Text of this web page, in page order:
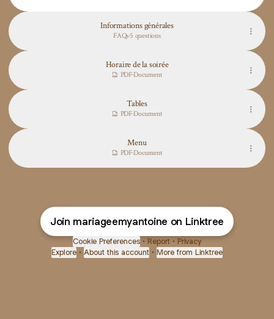
Informations générales
FAQs·5 questions
Horaire de la soirée
PDF·Document
Tables
PDF·Document
Menu
PDF·Document
Join mariageemyantoine on Linktree
Cookie Preferences • Report • Privacy
Explore • About this account • More from Linktree